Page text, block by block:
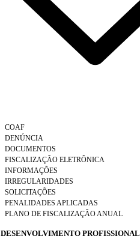
COAF
DENÚNCIA
DOCUMENTOS
FISCALIZAÇÃO ELETRÔNICA
INFORMAÇÕES
IRREGULARIDADES
SOLICITAÇÕES
PENALIDADES APLICADAS
PLANO DE FISCALIZAÇÃO ANUAL
DESENVOLVIMENTO PROFISSIONAL